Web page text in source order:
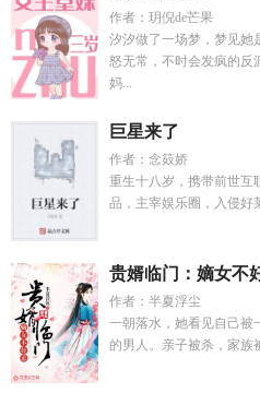
作者：玥倪de芒果
汐汐做了一场梦，梦见她
怒无常，不时会发疯的反
妈...
巨星来了
作者：念笯娇
重生十八岁，携带前世互
品，主宰娱乐圈，入侵好
贵婿临门：嫡女不
作者：半夏浮尘
一朝落水，她看见自己被
的男人。亲子被杀，家族